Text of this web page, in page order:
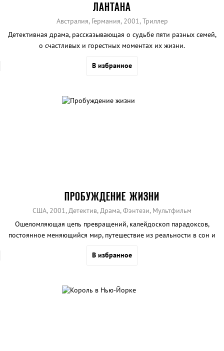
ЛАНТАНА
Австралия, Германия, 2001, Триллер
Детективная драма, рассказывающая о судьбе пяти разных семей,
о счастливых и горестных моментах их жизни.
В избранное
ПРОБУЖДЕНИЕ ЖИЗНИ
США, 2001, Детектив, Драма, Фэнтези, Мультфильм
Ошеломляющая цепь превращений, калейдоскоп парадоксов,
постоянное меняющийся мир, путешествие из реальности в сон и
В избранное